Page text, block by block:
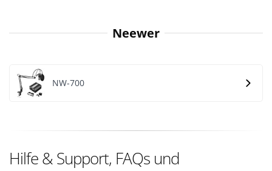
Neewer
NW-700
Hilfe & Support, FAQs und